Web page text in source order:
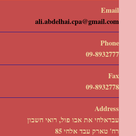
Email
ali.abdelhai.cpa@gmail.com
Phone
09-8932777
Fax
09-8932778
Address
עבדאלחי את אבו פול, רואי חשבון
רח' טארק עבד אלחי 85